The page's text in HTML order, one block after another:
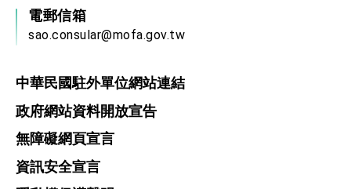
電郵信箱
sao.consular@mofa.gov.tw
中華民國駐外單位網站連結
政府網站資料開放宣告
無障礙網頁宣言
資訊安全宣言